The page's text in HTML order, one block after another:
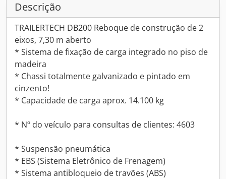
Descrição
TRAILERTECH DB200 Reboque de construção de 2
eixos, 7,30 m aberto
* Sistema de fixação de carga integrado no piso de
madeira
* Chassi totalmente galvanizado e pintado em
cinzento!
* Capacidade de carga aprox. 14.100 kg
* Nº do veículo para consultas de clientes: 4603
* Suspensão pneumática
* EBS (Sistema Eletrônico de Frenagem)
* Sistema antibloqueio de travões (ABS)